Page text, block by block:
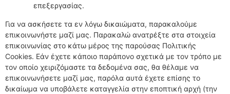
επεξεργασίας.
Για να ασκήσετε τα εν λόγω δικαιώματα, παρακαλούμε
επικοινωνήστε μαζί μας. Παρακαλώ ανατρέξτε στα στοιχεία
επικοινωνίας στο κάτω μέρος της παρούσας Πολιτικής
Cookies. Εάν έχετε κάποιο παράπονο σχετικά με τον τρόπο με
τον οποίο χειριζόμαστε τα δεδομένα σας, θα θέλαμε να
επικοινωνήσετε μαζί μας, παρόλα αυτά έχετε επίσης το
δικαίωμα να υποβάλετε καταγγελία στην εποπτική αρχή (την